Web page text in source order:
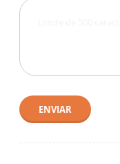
ENVIAR